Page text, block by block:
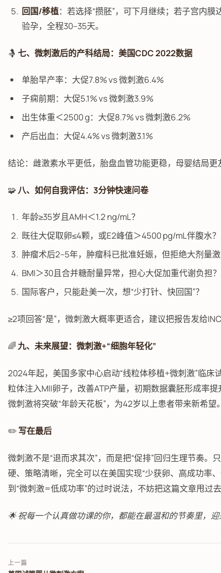
回国/移植：若选择“攒胚”，可下月继续；若子宫内
验孕，全程30–35天。
🤱 七、微刺激后的产科结局：美国CDC 2022数据
单胎早产率：大促7.8% vs 微刺激6.4%
子痫前期：大促5.1% vs 微刺激3.9%
出生体重＜2500 g：大促8.7% vs 微刺激6.2%
产后出血：大促4.4% vs 微刺激3.1%
结论：雌激素水平更低，胎盘血管功能更稳，母婴结局更
🧩八、如何自我评估：3分钟快速问卷
年龄≥35岁且AMH＜1.2 ng/mL？
既往大促取卵≤4颗，或E2峰值＞4500 pg/mL伴腹水？
肿瘤术后2–5年，肿瘤科已批准妊娠，但拒绝大剂量
BMI＞30且合并糖耐量异常，担心大促加重代谢负担？
国际客户，只能赴美一次，想“少打针、快回国”？
≥2项回答“是”，微刺激大概率更适合，建议把报告发给
🌈九、未来展望：微刺激+“细胞年轻化”
2024年起，美国多家中心启动“线粒体移植+微刺激”临床
粒体注入MII卵子，改善ATP产量，初期数据囊胚形成率
微刺激将突破“年龄天花板”，为42岁以上患者带来新希望
✏️ 写在最后
微刺激不是“退而求其次”，而是把“促排”回归生理节奏。
硬、策略清晰，完全可以在美国实现“少获卵、高成功率
到“微刺激=低成功率”的过时说法，不妨把这篇文章甩过
🌟 祝每一个认真做功课的你，都能在最温和的节奏里，
上一篇